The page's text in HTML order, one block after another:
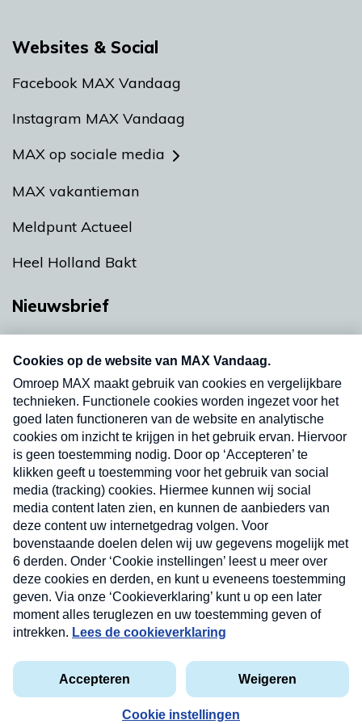
Websites & Social
Facebook MAX Vandaag
Instagram MAX Vandaag
MAX op sociale media
MAX vakantieman
Meldpunt Actueel
Heel Holland Bakt
Nieuwsbrief
nieuwsbrief. Elke vrijdag- en dinsdagochtend in
uw mailbox.
Verzend
Privacyverklaring
Cookieverklaring
Kwetsbaarheid melden
Copyright © 2026 MAX Vandaag - Omroep MAX
Nieuwsbrief
Neem hier een gratis abonnement op onze
nieuwsbrief. Elke vrijdag- en dinsdagochtend in uw